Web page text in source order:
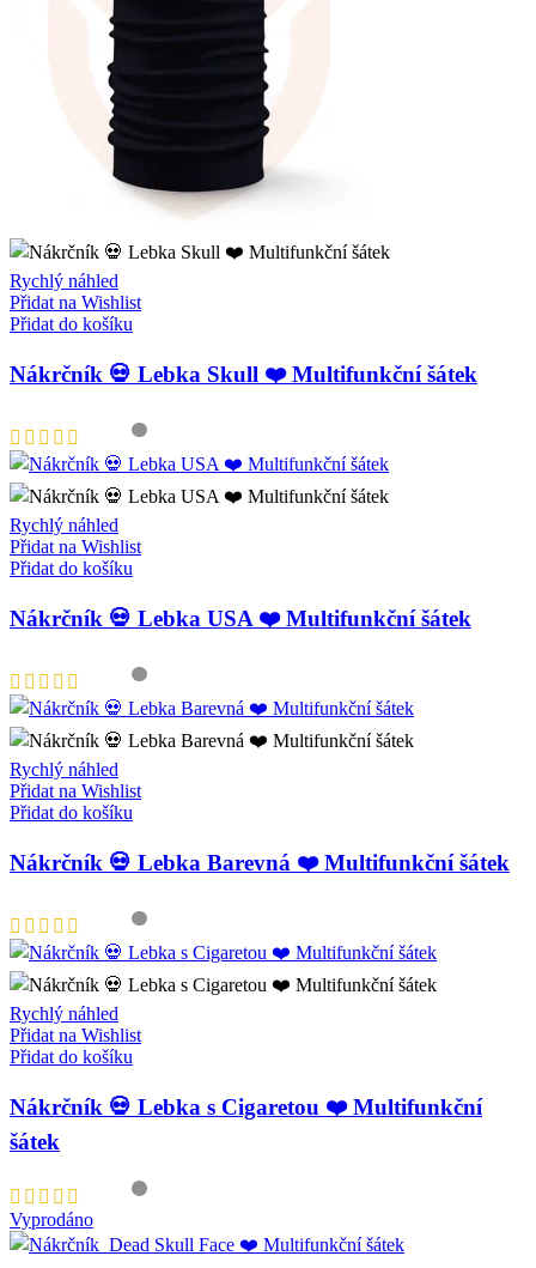
Rychlý náhled
Přidat na Wishlist
Přidat do košíku
Nákrčník 💀 Lebka Skull ❤️ Multifunkční šátek
Rychlý náhled
Přidat na Wishlist
Přidat do košíku
Nákrčník 💀 Lebka USA ❤️ Multifunkční šátek
Rychlý náhled
Přidat na Wishlist
Přidat do košíku
Nákrčník 💀 Lebka Barevná ❤️ Multifunkční šátek
Rychlý náhled
Přidat na Wishlist
Přidat do košíku
Nákrčník 💀 Lebka s Cigaretou ❤️ Multifunkční
šátek
Vyprodáno